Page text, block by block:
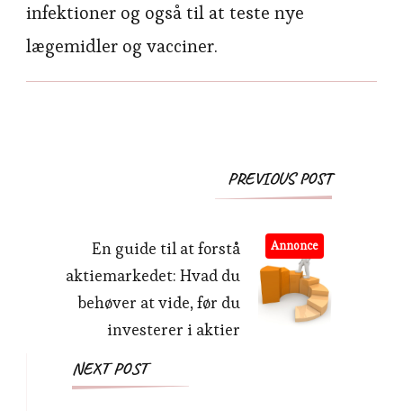
infektioner og også til at teste nye
lægemidler og vacciner.
PostPREVIOUS POST
Annonce
En guide til at forstå
aktiemarkedet: Hvad du
behøver at vide, før du
investerer i aktier
NEXT POST